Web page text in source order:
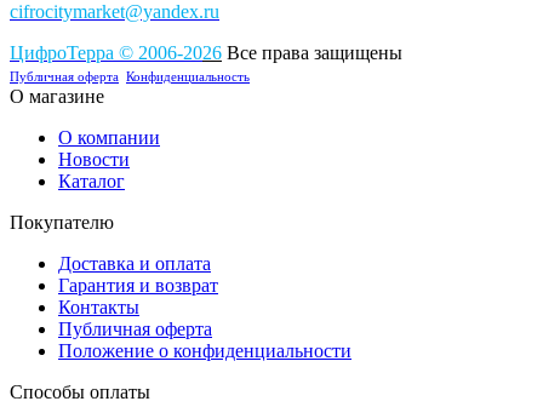
cifrocitymarket@yandex.ru
ЦифроТерра © 2006-2026 Все права защищены
Публичная оферта Конфиденциальность
О магазине
О компании
Новости
Каталог
Покупателю
Доставка и оплата
Гарантия и возврат
Контакты
Публичная оферта
Положение о конфиденциальности
Способы оплаты